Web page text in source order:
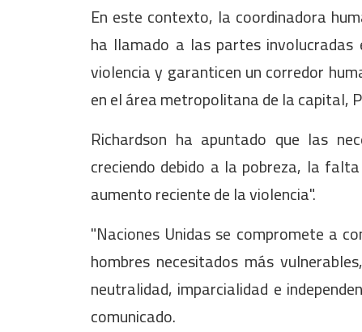
En este contexto, la coordinadora
ha llamado a las partes
violencia y garanticen un corredor
en el área metropolitana de la capital,
Richardson ha apuntado que las
creciendo debido a la pobreza, la
aumento reciente de la violencia".
"Naciones Unidas se compromete a
hombres necesitados más
neutralidad, imparcialidad e
comunicado.